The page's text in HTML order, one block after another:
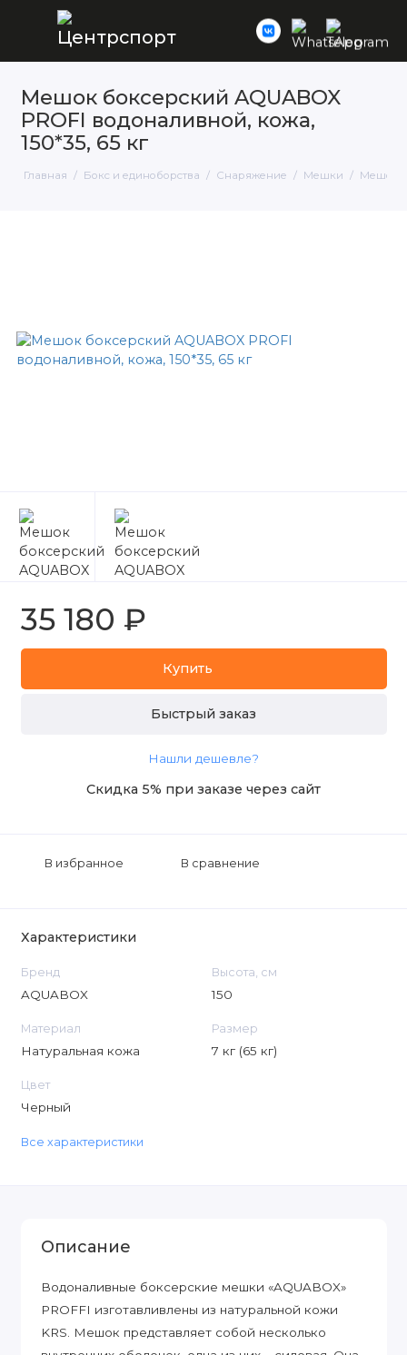
Мешок боксерский AQUABOX
PROFI водоналивной, кожа,
150*35, 65 кг
Главная Бокс и единоборства Снаряжение Мешки Мешок
35 180 ₽
Купить
Быстрый заказ
Нашли дешевле?
Скидка 5% при заказе через сайт
В избранное В сравнение
Характеристики
Бренд
AQUABOX
Высота, см
150
Материал
Натуральная кожа
Размер
7 кг (65 кг)
Цвет
Черный
Все характеристики
Описание
Водоналивные боксерские мешки «AQUABOX»
PROFFI изготавливлены из натуральной кожи
KRS. Мешок представляет собой несколько